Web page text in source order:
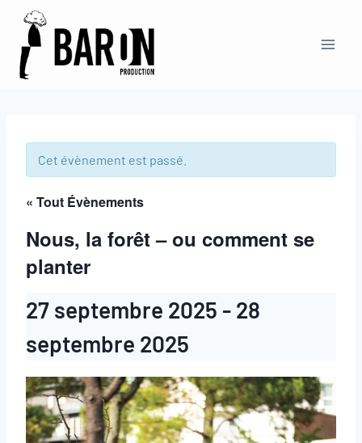
Cet évènement est passé.
« Tout Évènements
Nous, la forêt – ou comment se
planter
27 septembre 2025 - 28
septembre 2025